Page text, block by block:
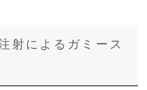
射によるガミース